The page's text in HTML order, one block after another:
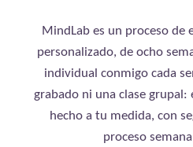
MindLab es un proceso de
personalizado, de ocho
individual conmigo cada
grabado ni una clase
hecho a tu medida, con
proceso